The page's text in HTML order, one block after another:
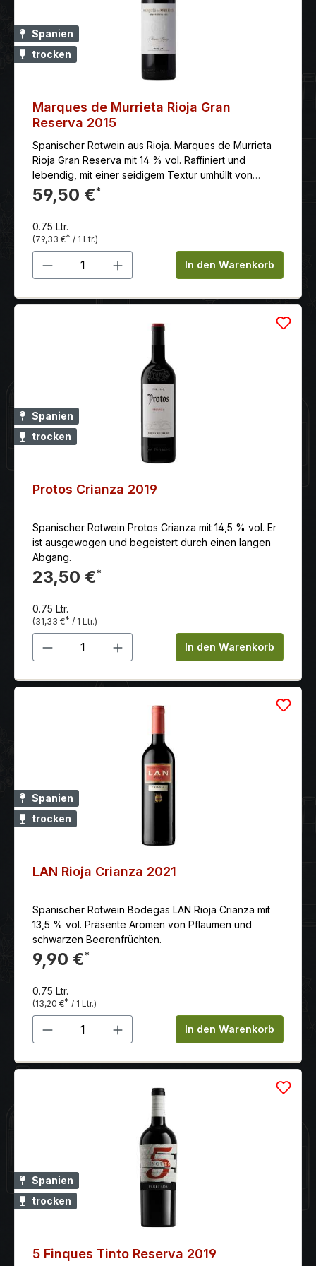
Spanien
trocken
Marques de Murrieta Rioja Gran
Reserva 2015
Spanischer Rotwein aus Rioja. Marques de Murrieta
Rioja Gran Reserva mit 14 % vol. Raffiniert und
lebendig, mit einer seidigem Textur umhüllt von
geschliffenen Tanninen. Anhaltender und langer
Abgang.
59,50 €*
0.75 Ltr.
(79,33 €* / 1 Ltr.)
Produkt Anzahl: Gib denIn den Warenkorb
Spanien
trocken
Protos Crianza 2019
Spanischer Rotwein Protos Crianza mit 14,5 % vol. Er
ist ausgewogen und begeistert durch einen langen
Abgang.
23,50 €*
0.75 Ltr.
(31,33 €* / 1 Ltr.)
Produkt Anzahl: Gib denIn den Warenkorb
Spanien
trocken
LAN Rioja Crianza 2021
Spanischer Rotwein Bodegas LAN Rioja Crianza mit
13,5 % vol. Präsente Aromen von Pflaumen und
schwarzen Beerenfrüchten.
9,90 €*
0.75 Ltr.
(13,20 €* / 1 Ltr.)
Produkt Anzahl: Gib denIn den Warenkorb
Spanien
trocken
5 Finques Tinto Reserva 2019